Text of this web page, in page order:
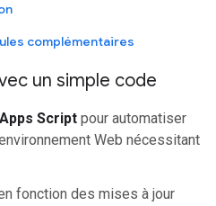
complémentaires
un simple code
Apps Script pour automatiser
Web nécessitant
fonction des mises à jour